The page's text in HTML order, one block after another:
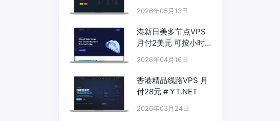
2026年05月13日
港新日美多节点VPS
月付2美元 可按小时
2026年04月16日
香港精品线路VPS 月
付28元 # YT.NET
2026年03月24日